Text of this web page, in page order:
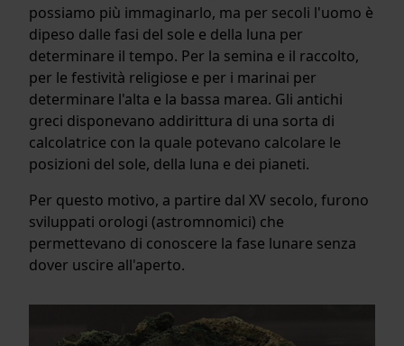
possiamo più immaginarlo, ma per secoli l'uomo è
dipeso dalle fasi del sole e della luna per
determinare il tempo. Per la semina e il raccolto,
per le festività religiose e per i marinai per
determinare l'alta e la bassa marea. Gli antichi
greci disponevano addirittura di una sorta di
calcolatrice con la quale potevano calcolare le
posizioni del sole, della luna e dei pianeti.
Per questo motivo, a partire dal XV secolo, furono
sviluppati orologi (astromnomici) che
permettevano di conoscere la fase lunare senza
dover uscire all'aperto.